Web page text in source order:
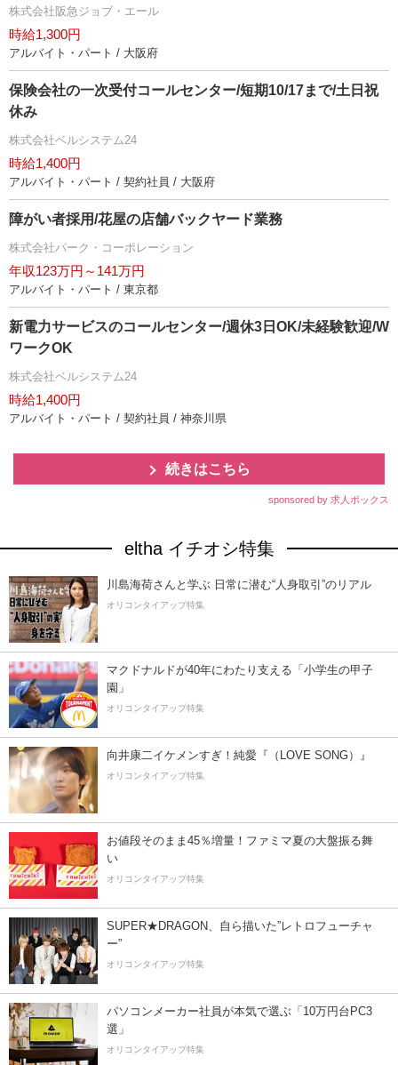
株式会社阪急ジョブ・エール
時給1,300円
アルバイト・パート / 大阪府
保険会社の一次受付コールセンター/短期10/17まで/土日祝
休み
株式会社ベルシステム24
時給1,400円
アルバイト・パート / 契約社員 / 大阪府
障がい者採用/花屋の店舗バックヤード業務
株式会社パーク・コーポレーション
年収123万円～141万円
アルバイト・パート / 東京都
新電力サービスのコールセンター/週休3日OK/未経験歓迎/W
ワークOK
株式会社ベルシステム24
時給1,400円
アルバイト・パート / 契約社員 / 神奈川県
続きはこちら
sponsored by 求人ボックス
eltha イチオシ特集
川島海荷さんと学ぶ 日常に潜む“人身取引”のリアル
オリコンタイアップ特集
マクドナルドが40年にわたり支える「小学生の甲子
園」
オリコンタイアップ特集
向井康二イケメンすぎ！純愛『（LOVE SONG）』
オリコンタイアップ特集
お値段そのまま45％増量！ファミマ夏の大盤振る舞
い
オリコンタイアップ特集
SUPER★DRAGON、自ら描いた”レトロフューチャ
ー”
オリコンタイアップ特集
パソコンメーカー社員が本気で選ぶ「10万円台PC3
選」
オリコンタイアップ特集